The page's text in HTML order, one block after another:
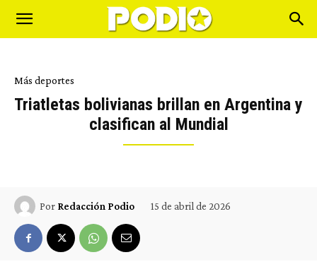
Más deportes
Triatletas bolivianas brillan en Argentina y
clasifican al Mundial
Por Redacción Podio 15 de abril de 2026